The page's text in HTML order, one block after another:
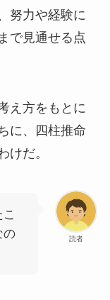
努力や経験に
で見通せる点
え方をもとに
に、四柱推命
けだ。
読者
の